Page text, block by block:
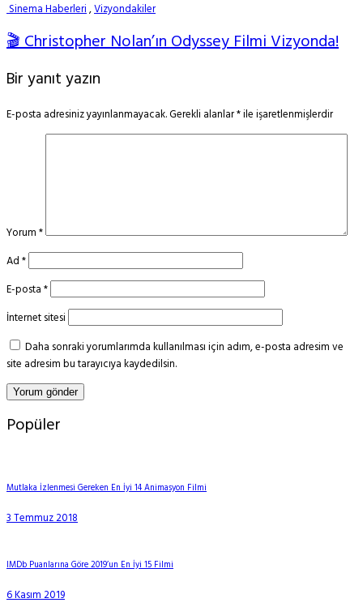
Sinema Haberleri,Vizyondakiler
🎬 Christopher Nolan’ın Odyssey Filmi Vizyonda!
Bir yanıt yazın
E-posta adresiniz yayınlanmayacak.Gerekli alanlar*ile işaretlenmişlerdir
Yorum*
Ad*
E-posta*
İnternet sitesi
Daha sonraki yorumlarımda kullanılması için adım, e-posta adresim ve
site adresim bu tarayıcıya kaydedilsin.
Popüler
Mutlaka İzlenmesi Gereken En İyi 14 Animasyon Filmi
3 Temmuz 2018
IMDb Puanlarına Göre 2019’un En İyi 15 Filmi
6 Kasım 2019